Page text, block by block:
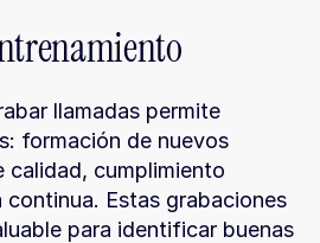
llamadas permite
formación de nuevos
calidad, cumplimiento
Estas grabaciones
para identificar buenas